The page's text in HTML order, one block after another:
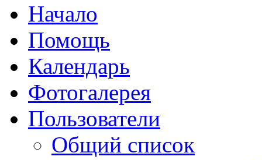
Начало
Помощь
Календарь
Фотогалерея
Пользователи
Общий список